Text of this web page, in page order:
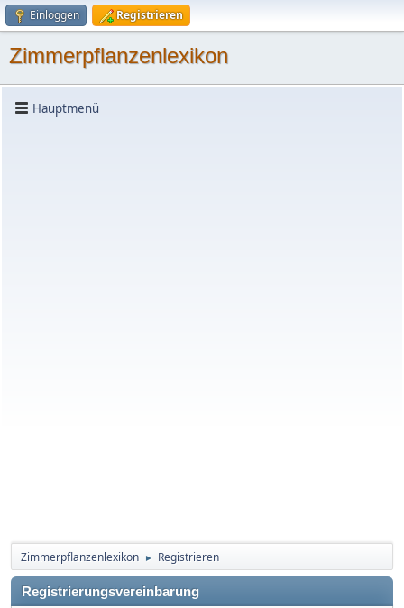
Einloggen Registrieren
Zimmerpflanzenlexikon
Hauptmenü
Zimmerpflanzenlexikon ► Registrieren
Registrierungsvereinbarung